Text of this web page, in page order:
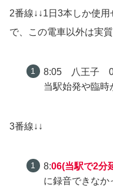
2番線↓↓1日3本しか使
で、この電車以外は実質
8:05 八王子
当駅始発や臨時
3番線↓↓
8:06(当駅で2分
に録音できなか